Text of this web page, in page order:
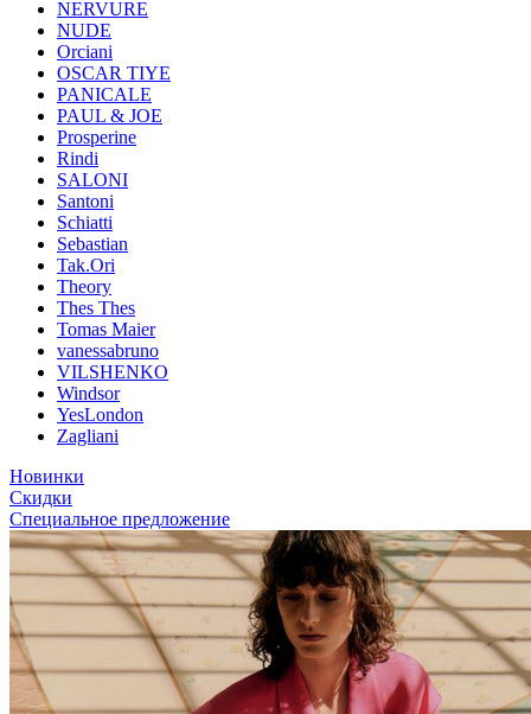
NERVURE
NUDE
Orciani
OSCAR TIYE
PANICALE
PAUL & JOE
Prosperine
Rindi
SALONI
Santoni
Schiatti
Sebastian
Tak.Ori
Theory
Thes Thes
Tomas Maier
vanessabruno
VILSHENKO
Windsor
YesLondon
Zagliani
Новинки
Скидки
Специальное предложение